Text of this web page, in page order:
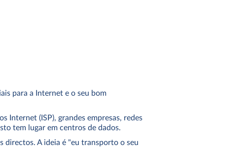
para a Internet e o seu bom
Internet (ISP), grandes empresas, redes
tem lugar em centros de dados.
directos. A ideia é "eu transporto o seu